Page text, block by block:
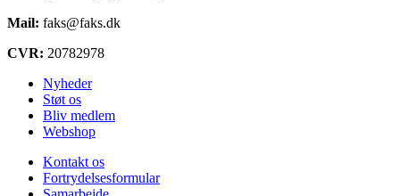
Mail: faks@faks.dk
CVR: 20782978
Nyheder
Støt os
Bliv medlem
Webshop
Kontakt os
Fortrydelsesformular